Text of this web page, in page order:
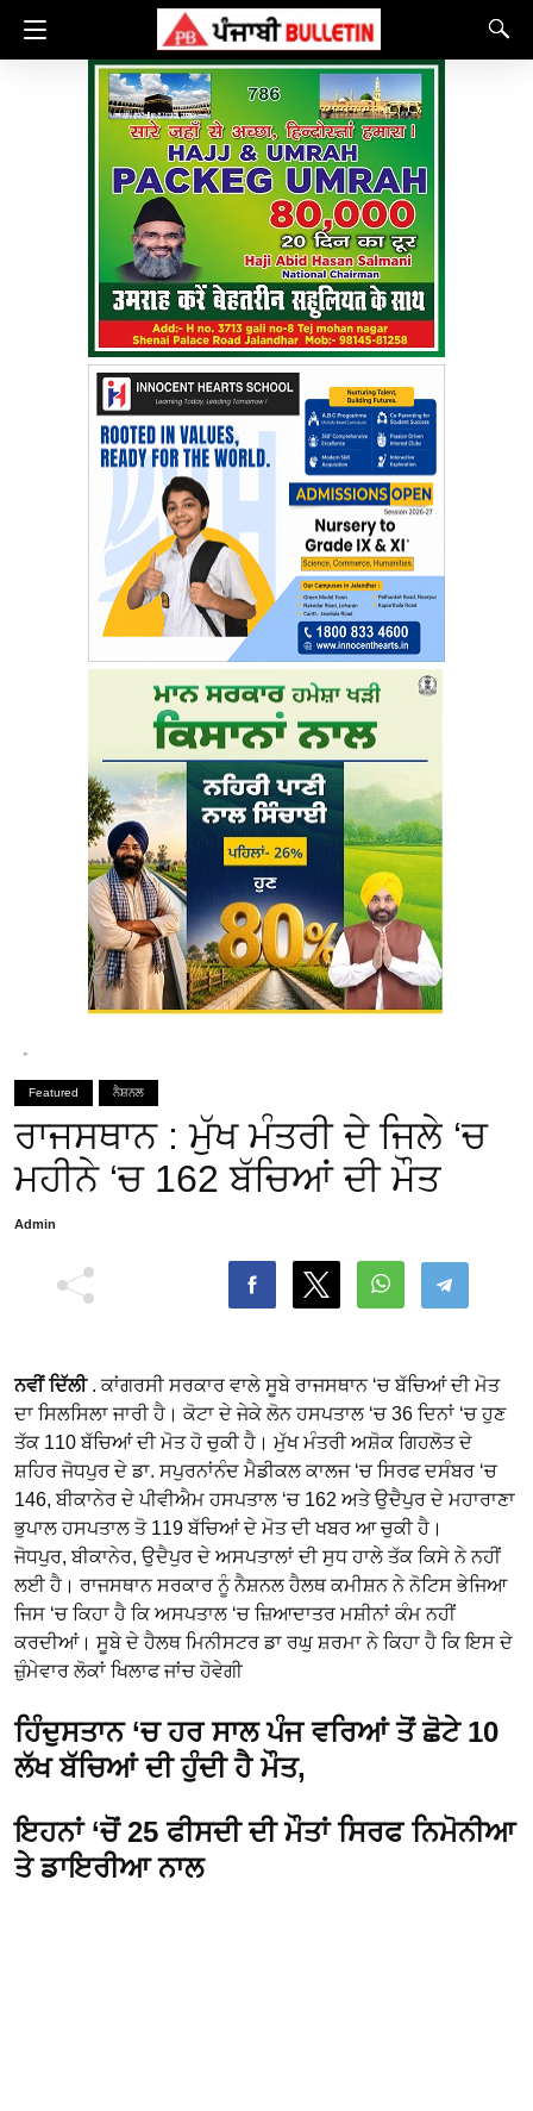
Featured ਨੈਸ਼ਨਲ
ਰਾਜਸਥਾਨ : ਮੁੱਖ ਮੰਤਰੀ ਦੇ ਜਿਲੇ ‘ਚ
ਮਹੀਨੇ ‘ਚ 162 ਬੱਚਿਆਂ ਦੀ ਮੌਤ
Admin
ਨਵੀਂ ਦਿੱਲੀ . ਕਾਂਗਰਸੀ ਸਰਕਾਰ ਵਾਲੇ ਸੂਬੇ ਰਾਜਸਥਾਨ ‘ਚ ਬੱਚਿਆਂ ਦੀ ਮੋਤ
ਦਾ ਸਿਲਸਿਲਾ ਜਾਰੀ ਹੈ। ਕੋਟਾ ਦੇ ਜੇਕੇ ਲੋਨ ਹਸਪਤਾਲ ‘ਚ 36 ਦਿਨਾਂ ‘ਚ ਹੁਣ
ਤੱਕ 110 ਬੱਚਿਆਂ ਦੀ ਮੋਤ ਹੋ ਚੁਕੀ ਹੈ। ਮੁੱਖ ਮੰਤਰੀ ਅਸ਼ੋਕ ਗਿਹਲੋਤ ਦੇ
ਸ਼ਹਿਰ ਜੋਧਪੁਰ ਦੇ ਡਾ. ਸਪੁਰਨਾਂਨੰਦ ਮੈਡੀਕਲ ਕਾਲਜ ‘ਚ ਸਿਰਫ ਦਸੰਬਰ ‘ਚ
146, ਬੀਕਾਨੇਰ ਦੇ ਪੀਵੀਐਮ ਹਸਪਤਾਲ ‘ਚ 162 ਅਤੇ ਉਦੈਪੁਰ ਦੇ ਮਹਾਰਾਣਾ
ਭੁਪਾਲ ਹਸਪਤਾਲ ਤੋ 119 ਬੱਚਿਆਂ ਦੇ ਮੋਤ ਦੀ ਖਬਰ ਆ ਚੁਕੀ ਹੈ।
ਜੋਧਪੁਰ, ਬੀਕਾਨੇਰ, ਉਦੈਪੁਰ ਦੇ ਅਸਪਤਾਲਾਂ ਦੀ ਸੁਧ ਹਾਲੇ ਤੱਕ ਕਿਸੇ ਨੇ ਨਹੀਂ
ਲਈ ਹੈ। ਰਾਜਸਥਾਨ ਸਰਕਾਰ ਨੂੰ ਨੈਸ਼ਨਲ ਹੈਲਥ ਕਮੀਸ਼ਨ ਨੇ ਨੋਟਿਸ ਭੇਜਿਆ
ਜਿਸ ‘ਚ ਕਿਹਾ ਹੈ ਕਿ ਅਸਪਤਾਲ ‘ਚ ਜ਼ਿਆਦਾਤਰ ਮਸ਼ੀਨਾਂ ਕੰਮ ਨਹੀਂ
ਕਰਦੀਆਂ। ਸੂਬੇ ਦੇ ਹੈਲਥ ਮਿਨੀਸਟਰ ਡਾ ਰਘੁ ਸ਼ਰਮਾ ਨੇ ਕਿਹਾ ਹੈ ਕਿ ਇਸ ਦੇ
ਜ਼ੁੰਮੇਵਾਰ ਲੋਕਾਂ ਖਿਲਾਫ ਜਾਂਚ ਹੋਵੇਗੀ
ਹਿੰਦੁਸਤਾਨ ‘ਚ ਹਰ ਸਾਲ ਪੰਜ ਵਰਿਆਂ ਤੋਂ ਛੋਟੇ 10
ਲੱਖ ਬੱਚਿਆਂ ਦੀ ਹੁੰਦੀ ਹੈ ਮੌਤ,
ਇਹਨਾਂ ‘ਚੋਂ 25 ਫੀਸਦੀ ਦੀ ਮੌਤਾਂ ਸਿਰਫ ਨਿਮੋਨੀਆ
ਤੇ ਡਾਇਰੀਆ ਨਾਲ